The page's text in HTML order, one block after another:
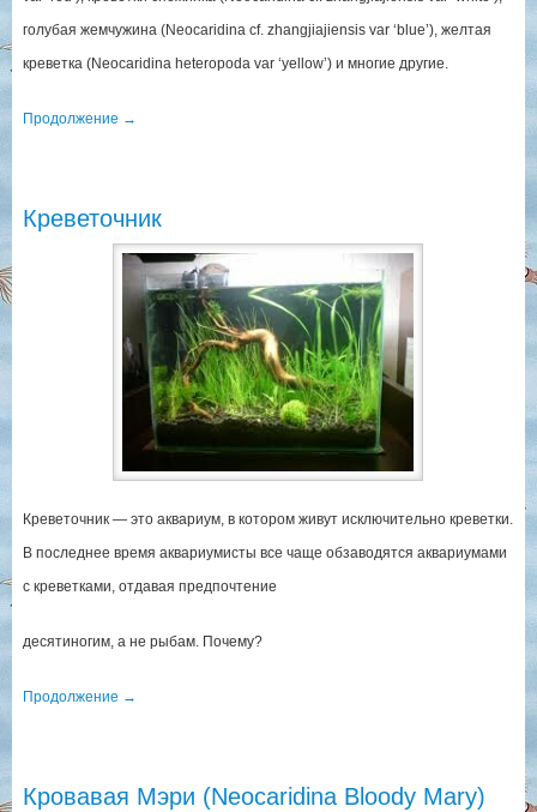
голубая жемчужина (Neocaridina cf. zhangjiajiensis var ‘blue’), желтая
креветка (Neocaridina heteropoda var ‘yellow’) и многие другие.
Продолжение →
Креветочник
Креветочник — это аквариум, в котором живут исключительно креветки.
В последнее время аквариумисты все чаще обзаводятся аквариумами
с креветками, отдавая предпочтение
десятиногим, а не рыбам. Почему?
Продолжение →
Кровавая Мэри (Neocaridina Bloody Mary)